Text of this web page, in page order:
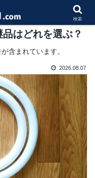
はどれを選ぶ？
含まれています。
2026.08.07
検索